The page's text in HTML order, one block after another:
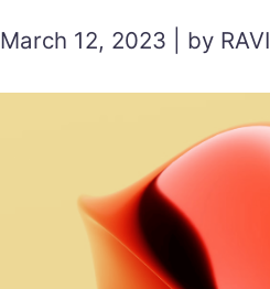
March 12, 2023 | by RAVI